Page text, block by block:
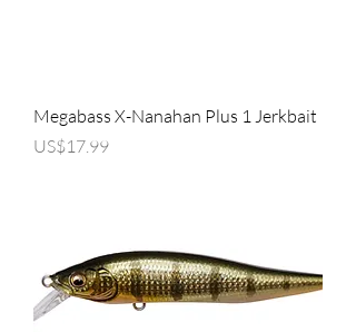
Megabass X-Nanahan Plus 1 Jerkbait
가격
US$17.99